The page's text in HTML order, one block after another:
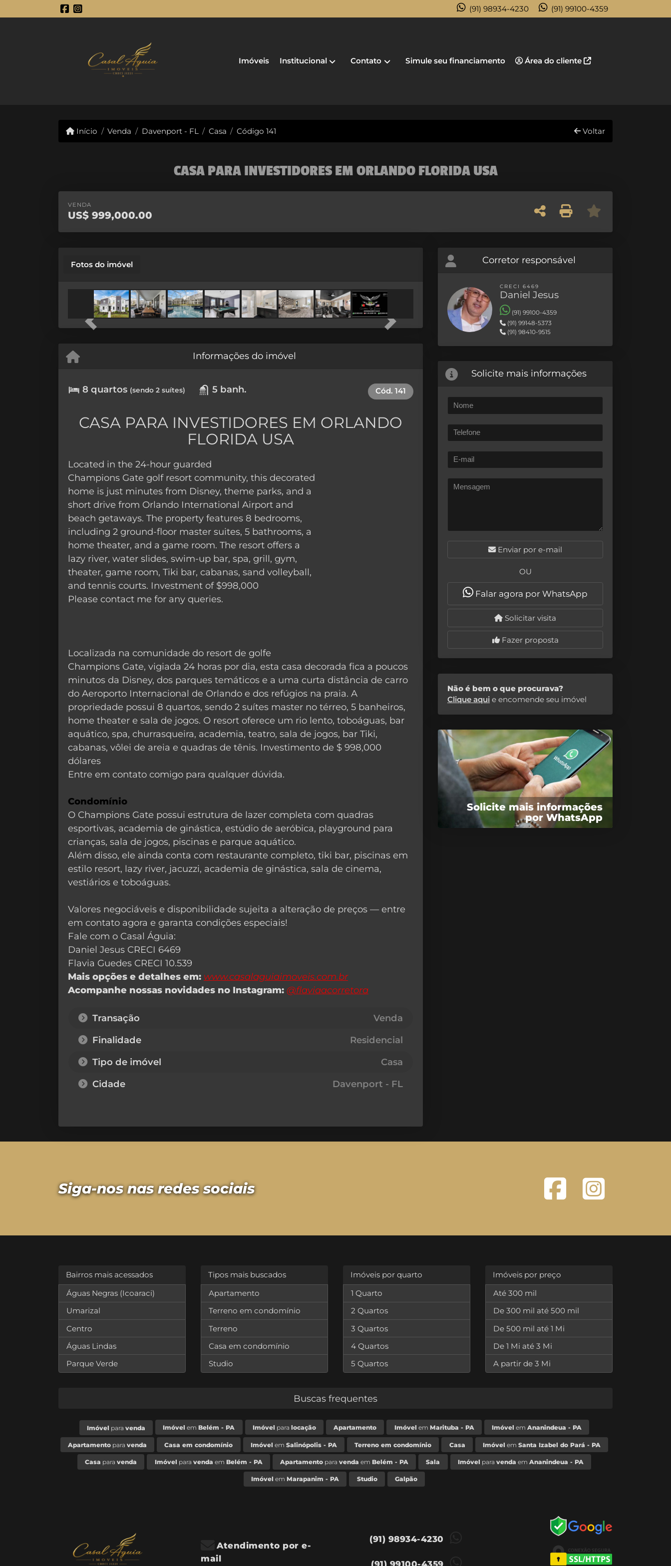
(91) 98934-4230 (91) 99100-4359
Imóveis Institucional Contato Simule seu financiamento Área do cliente
Início Venda Davenport - FL Casa Código 141 Voltar
CASA PARA INVESTIDORES EM ORLANDO FLORIDA USA
VENDA
US$ 999,000.00
Fotos do imóvel
Previous Next
Informações do imóvel
8 quartos (sendo 2 suítes) 5 banh. Cód. 141
CASA PARA INVESTIDORES EM ORLANDO
FLORIDA USA
Located in the 24-hour guarded
Champions Gate golf resort community, this decorated
home is just minutes from Disney, theme parks, and a
short drive from Orlando International Airport and
beach getaways. The property features 8 bedrooms,
including 2 ground-floor master suites, 5 bathrooms, a
home theater, and a game room. The resort offers a
lazy river, water slides, swim-up bar, spa, grill, gym,
theater, game room, Tiki bar, cabanas, sand volleyball,
and tennis courts. Investment of $998,000
Please contact me for any queries.
Localizada na comunidade do resort de golfe
Champions Gate, vigiada 24 horas por dia, esta casa decorada fica a poucos
minutos da Disney, dos parques temáticos e a uma curta distância de carro
do Aeroporto Internacional de Orlando e dos refúgios na praia. A
propriedade possui 8 quartos, sendo 2 suítes master no térreo, 5 banheiros,
home theater e sala de jogos. O resort oferece um rio lento, toboáguas, bar
aquático, spa, churrasqueira, academia, teatro, sala de jogos, bar Tiki,
cabanas, vôlei de areia e quadras de tênis. Investimento de $ 998,000
dólares
Entre em contato comigo para qualquer dúvida.
Condomínio
O Champions Gate possui estrutura de lazer completa com quadras
esportivas, academia de ginástica, estúdio de aeróbica, playground para
crianças, sala de jogos, piscinas e parque aquático.
Além disso, ele ainda conta com restaurante completo, tiki bar, piscinas em
estilo resort, lazy river, jacuzzi, academia de ginástica, sala de cinema,
vestiários e toboáguas.
Valores negociáveis e disponibilidade sujeita a alteração de preços — entre
em contato agora e garanta condições especiais!
Fale com o Casal Águia:
Daniel Jesus CRECI 6469
Flavia Guedes CRECI 10.539
Mais opções e detalhes em: www.casalaguiaimoveis.com.br
Acompanhe nossas novidades no Instagram: @flaviaacorretora
Transação
Venda
Finalidade
Residencial
Tipo de imóvel
Casa
Cidade
Davenport - FL
Corretor responsável
CRECI 6469
Daniel Jesus
(91) 99100-4359
(91) 99148-5373
(91) 98410-9515
Solicite mais informações
Enviar por e-mail
OU
Falar agora por WhatsApp
Solicitar visita
Fazer proposta
Não é bem o que procurava?
Clique aqui e encomende seu imóvel
Solicite mais informações
por WhatsApp
Siga-nos nas redes sociais
Bairros mais acessados
Águas Negras (Icoaraci)
Umarizal
Centro
Águas Lindas
Parque Verde
Tipos mais buscados
Apartamento
Terreno em condomínio
Terreno
Casa em condomínio
Studio
Imóveis por quarto
1 Quarto
2 Quartos
3 Quartos
4 Quartos
5 Quartos
Imóveis por preço
Até 300 mil
De 300 mil até 500 mil
De 500 mil até 1 Mi
De 1 Mi até 3 Mi
A partir de 3 Mi
Buscas frequentes
Imóvel paravenda Imóvel emBelém - PA Imóvel para locação Apartamento Imóvel em Marituba - PA Imóvel em Ananindeua - PA
Apartamento paravenda Casa em condomínio Imóvel em Salinópolis - PA Terreno em condomínio Casa Imóvel em Santa Izabel do Pará - PA
Casa paravenda Imóvel para venda em Belém - PA Apartamento para venda em Belém - PA Sala Imóvel para venda em Ananindeua - PA
Imóvel emMarapanim - PA Studio Galpão
Atendimento por e-
mail
(91) 98934-4230
(91) 99100-4359